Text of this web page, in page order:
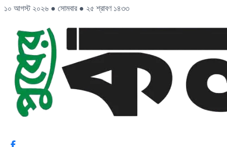
১০ আগস্ট ২০২৬ ● সোমবার ● ২৫ শ্রাবণ ১৪৩৩